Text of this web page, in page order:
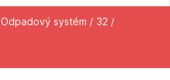
Odpadový systém / 32 /